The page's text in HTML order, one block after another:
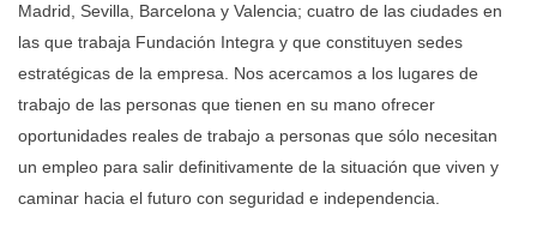
Madrid, Sevilla, Barcelona y Valencia; cuatro de las ciudades en
las que trabaja Fundación Integra y que constituyen sedes
estratégicas de la empresa. Nos acercamos a los lugares de
trabajo de las personas que tienen en su mano ofrecer
oportunidades reales de trabajo a personas que sólo necesitan
un empleo para salir definitivamente de la situación que viven y
caminar hacia el futuro con seguridad e independencia.